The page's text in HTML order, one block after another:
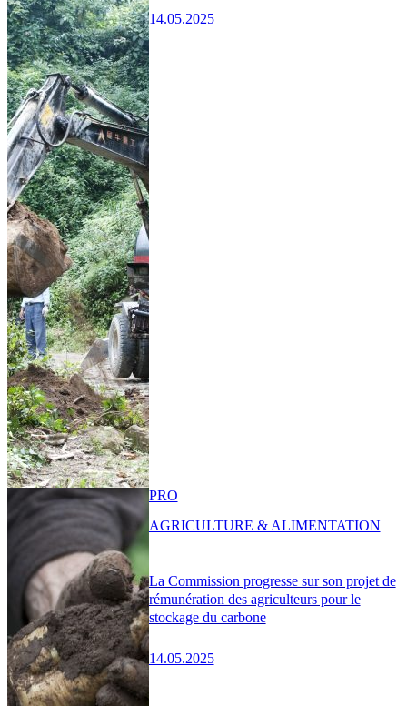
14.05.2025
La Commission progresse sur son projet de
rémunération des agriculteurs pour le
stockage du carbone
14.05.2025
PRO
AGRICULTURE & ALIMENTATION